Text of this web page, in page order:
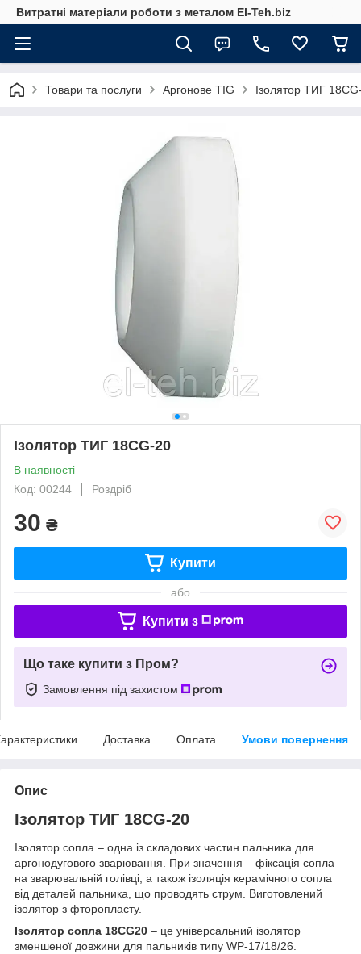
Витратні матеріали роботи з металом El-Teh.biz
Товари та послуги Аргонове TIG Ізолятор ТИГ
Ізолятор ТИГ 18CG-20
В наявності
Код: 00244
Роздріб
30 ₴
Купити
або
Купити з
Що таке купити з Пром?
Замовлення під захистом
Доставка Оплата Умови повернення
Опис
Ізолятор ТИГ 18CG-20
Ізолятор сопла – одна із складових частин пальника для
аргонодугового зварювання. При значення – фіксація сопла
на зварювальній голівці, а також ізоляція керамічного сопла
від деталей пальника, що проводять струм. Виготовлений
ізолятор з фторопласту.
Ізолятор сопла 18CG20 – це універсальний ізолятор
зменшеної довжини для пальників типу WP-17/18/26.